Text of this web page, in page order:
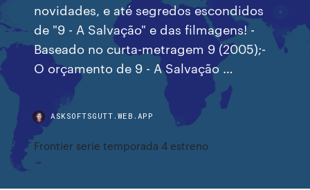
novidades, e até segredos escondidos
de "9 - A Salvação" e das filmagens! -
Baseado no curta-metragem 9 (2005);-
O orçamento de 9 - A Salvação …
ASKSOFTSGUTT.WEB.APP
Frontier serie temporada 4 estreno